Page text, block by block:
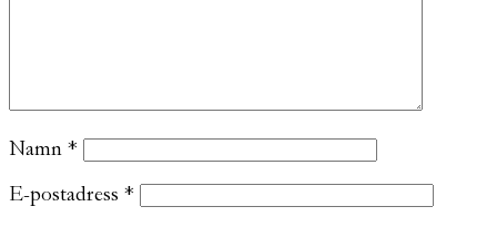
Namn *
E-postadress *